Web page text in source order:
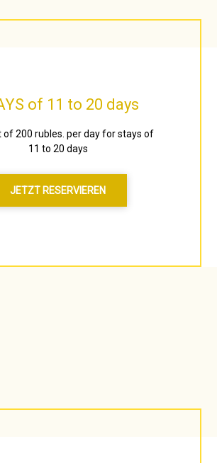
of 11 to 20 days
of 200 rubles. per day for stays of
11 to 20 days
JETZT RESERVIEREN